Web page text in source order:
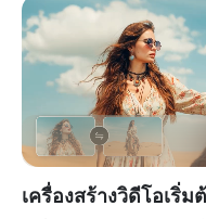
เครื่องสร้างวิดีโอเริ่